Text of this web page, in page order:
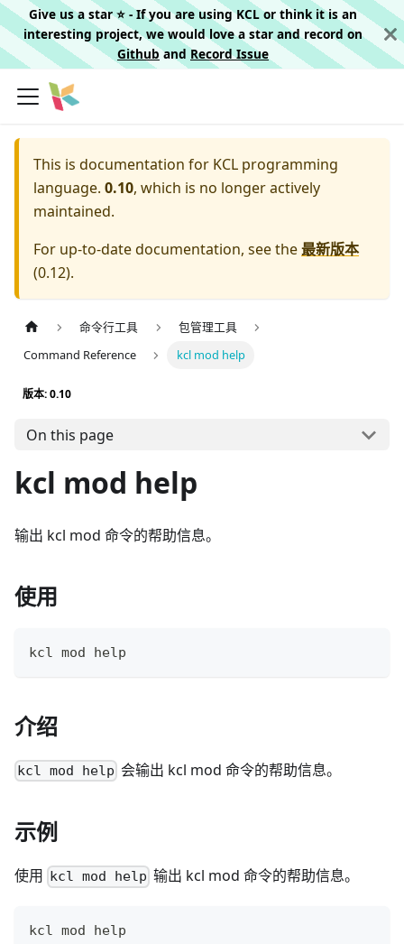
Give us a star ⭐️ - If you are using KCL or think it is an
interesting project, we would love a star and record on
Githuband Record Issue
This is documentation for KCL programming
language. 0.10, which is no longer actively
maintained.
For up-to-date documentation, see the最新版本
(0.12).
命令行工具
包管理工具
Command Reference
kcl mod help
版本: 0.10
On this page
kcl mod help
输出 kcl mod 命令的帮助信息。
使用
kcl mod help
介绍
kcl mod help 会输出 kcl mod 命令的帮助信息。
示例
使用 kcl mod help 输出 kcl mod 命令的帮助信息。
kcl mod help